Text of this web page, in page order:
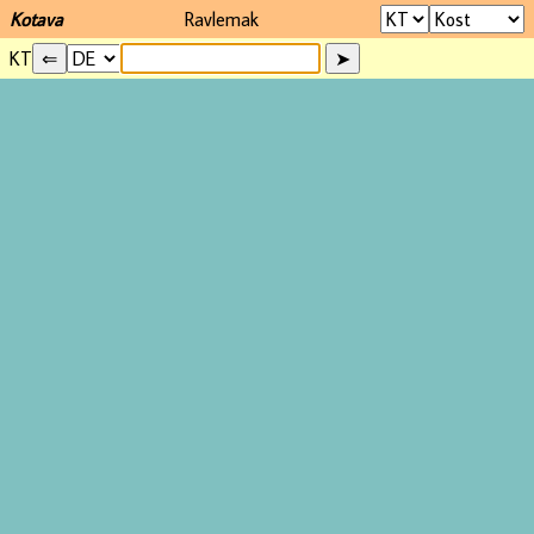
Kotava
Ravlemak
KT